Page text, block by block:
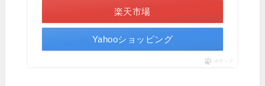
楽天市場
Yahooショッピング
ポチップ